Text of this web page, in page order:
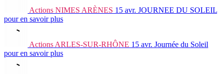
Actions NIMES ARÈNES 15 avr. JOURNEE DU SOLEIL
pour en savoir plus
Actions ARLES-SUR-RHÔNE 15 avr. Journée du Soleil
pour en savoir plus